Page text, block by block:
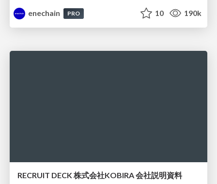
enechain
PRO 10 190k
RECRUIT DECK 株式会社KOBIRA 会社説明資料